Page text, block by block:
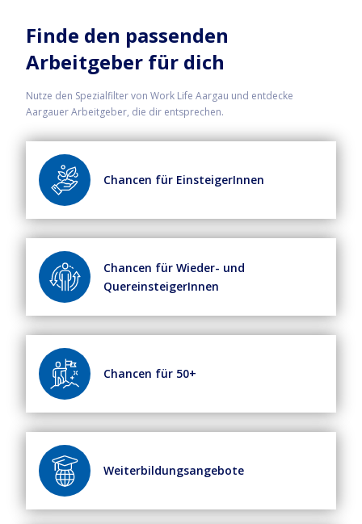
Finde den passenden
Arbeitgeber für dich
Nutze den Spezialfilter von Work Life Aargau und entdecke
Aargauer Arbeitgeber, die dir entsprechen.
Chancen für EinsteigerInnen
Chancen für Wieder- und
QuereinsteigerInnen
Chancen für 50+
Weiterbildungsangebote